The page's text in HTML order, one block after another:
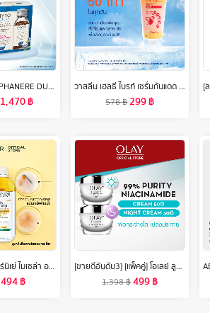
PHYTO PHYTOPHANERE DUO 2 ขวด สำหรับทาน 4 เดือน - ผลิตภัณฑ์เสริมอาหาร สำหรับผม และ เล็บ
1,470฿
วาสลีน เฮลธี ไบรท์ เซรั่มกันแดด ซันแอนด์โพลูชั่น โพรเทคชั่น SPF50+ PA+++ ปกป้องมลภาวะ 300 มล. x2/x6 Vaseline Healthy Bright Serum SPF50 PA+++ Sun + Pollution Protection 300 ml. x2/x6
578฿299฿
[แพคคู่สุดคุ้ม] การ์นิเย่ ไมเซล่า ออยล์-อินฟิวส์ คลีนซิ่ง วอเตอร์ 400มล Garnier Micellar Oil Infused Cleansing Water 400ml x2 ล้างเครื่องสำอาง
494฿
[ขายดีอันดับ3] [แพ็คคู่] โอเลย์ ลูมินัส ไลท์ เพอร์เฟคติ้ง เดย์ครีม 50 กรัม. + ไนท์ครีม 50 กรัม. ไนอะซินาไมด์ กระจ่างใส สกินแคร์ Olay Luminous Light Perfecting Day SPF 15 PA++ 50G + Night Cream 50G
1,398฿499฿